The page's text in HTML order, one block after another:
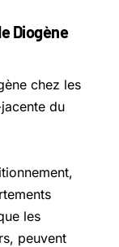
Diogène
chez les
du
les
peuvent